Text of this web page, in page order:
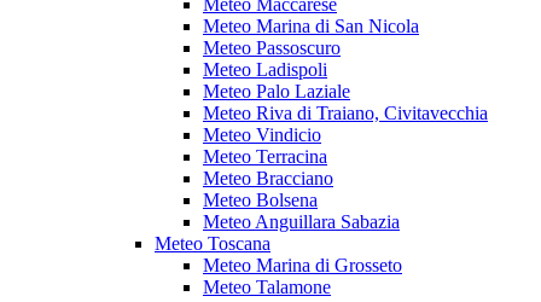
Meteo Maccarese
Meteo Marina di San Nicola
Meteo Passoscuro
Meteo Ladispoli
Meteo Palo Laziale
Meteo Riva di Traiano, Civitavecchia
Meteo Vindicio
Meteo Terracina
Meteo Bracciano
Meteo Bolsena
Meteo Anguillara Sabazia
Meteo Toscana
Meteo Marina di Grosseto
Meteo Talamone